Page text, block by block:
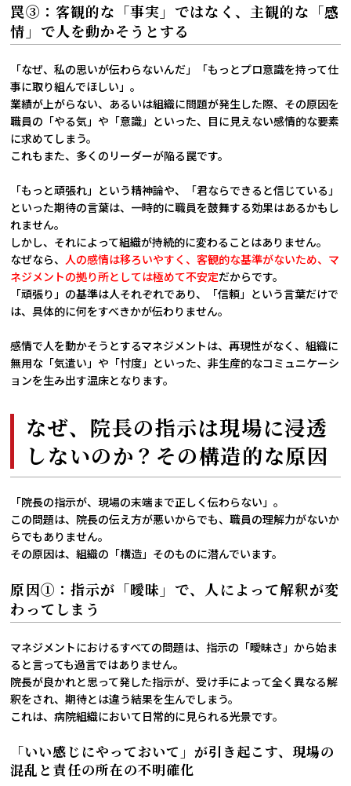
罠③：客観的な「事実」ではなく、主観的な「感
情」で人を動かそうとする
「なぜ、私の思いが伝わらないんだ」「もっとプロ意識を持って仕
事に取り組んでほしい」。
業績が上がらない、あるいは組織に問題が発生した際、その原因を
職員の「やる気」や「意識」といった、目に見えない感情的な要素
に求めてしまう。
これもまた、多くのリーダーが陥る罠です。
「もっと頑張れ」という精神論や、「君ならできると信じている」
といった期待の言葉は、一時的に職員を鼓舞する効果はあるかもし
れません。
しかし、それによって組織が持続的に変わることはありません。
なぜなら、人の感情は移ろいやすく、客観的な基準がないため、マ
ネジメントの拠り所としては極めて不安定だからです。
「頑張り」の基準は人それぞれであり、「信頼」という言葉だけで
は、具体的に何をすべきかが伝わりません。
感情で人を動かそうとするマネジメントは、再現性がなく、組織に
無用な「気遣い」や「忖度」といった、非生産的なコミュニケーシ
ョンを生み出す温床となります。
なぜ、院長の指示は現場に浸透
しないのか？その構造的な原因
「院長の指示が、現場の末端まで正しく伝わらない」。
この問題は、院長の伝え方が悪いからでも、職員の理解力がないか
らでもありません。
その原因は、組織の「構造」そのものに潜んでいます。
原因①：指示が「曖昧」で、人によって解釈が変
わってしまう
マネジメントにおけるすべての問題は、指示の「曖昧さ」から始ま
ると言っても過言ではありません。
院長が良かれと思って発した指示が、受け手によって全く異なる解
釈をされ、期待とは違う結果を生んでしまう。
これは、病院組織において日常的に見られる光景です。
「いい感じにやっておいて」が引き起こす、現場の
混乱と責任の所在の不明確化